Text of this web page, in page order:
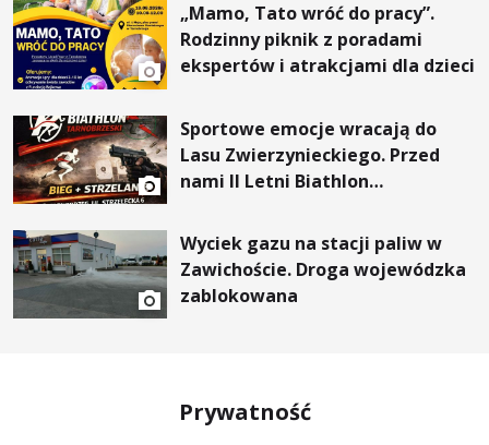
„Mamo, Tato wróć do pracy”.
Rodzinny piknik z poradami
ekspertów i atrakcjami dla dzieci
Sportowe emocje wracają do
Lasu Zwierzynieckiego. Przed
nami II Letni Biathlon
Wyciek gazu na stacji paliw w
Zawichoście. Droga wojewódzka
zablokowana
Prywatność